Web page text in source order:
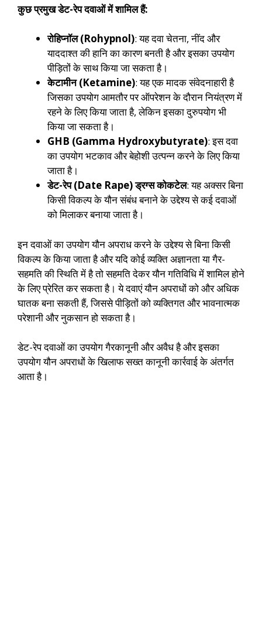
कुछ प्रमुख डेट-रेप दवाओं में शामिल हैं:
रोहिप्नॉल (Rohypnol): यह दवा चेतना, नींद और
याददाश्त की हानि का कारण बनती है और इसका उपयोग
पीड़ितों के साथ किया जा सकता है।
केटामीन (Ketamine): यह एक मादक संवेदनाहारी है
जिसका उपयोग आमतौर पर ऑपरेशन के दौरान नियंत्रण में
रहने के लिए किया जाता है, लेकिन इसका दुरुपयोग भी
किया जा सकता है।
GHB (Gamma Hydroxybutyrate): इस दवा
का उपयोग भटकाव और बेहोशी उत्पन्न करने के लिए किया
जाता है।
डेट-रेप (Date Rape) ड्रग्स कोकटेल: यह अक्सर बिना
किसी विकल्प के यौन संबंध बनाने के उद्देश्य से कई दवाओं
को मिलाकर बनाया जाता है।
इन दवाओं का उपयोग यौन अपराध करने के उद्देश्य से बिना किसी
विकल्प के किया जाता है और यदि कोई व्यक्ति अज्ञानता या गैर-
सहमति की स्थिति में है तो सहमति देकर यौन गतिविधि में शामिल होने
के लिए प्रेरित कर सकता है। ये दवाएं यौन अपराधों को और अधिक
घातक बना सकती हैं, जिससे पीड़ितों को व्यक्तिगत और भावनात्मक
परेशानी और नुकसान हो सकता है।
डेट-रेप दवाओं का उपयोग गैरकानूनी और अवैध है और इसका
उपयोग यौन अपराधों के खिलाफ सख्त कानूनी कार्रवाई के अंतर्गत
आता है।